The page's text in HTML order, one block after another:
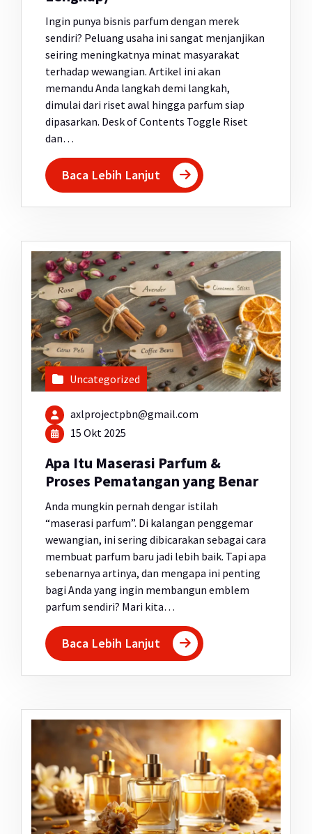
Ingin punya bisnis parfum dengan merek
sendiri? Peluang usaha ini sangat menjanjikan
seiring meningkatnya minat masyarakat
terhadap wewangian. Artikel ini akan
memandu Anda langkah demi langkah,
dimulai dari riset awal hingga parfum siap
dipasarkan. Desk of Contents Toggle Riset
dan…
Baca Lebih Lanjut
Uncategorized
axlprojectpbn@gmail.com
15 Okt 2025
Apa Itu Maserasi Parfum &
Proses Pematangan yang Benar
Anda mungkin pernah dengar istilah
“maserasi parfum”. Di kalangan penggemar
wewangian, ini sering dibicarakan sebagai cara
membuat parfum baru jadi lebih baik. Tapi apa
sebenarnya artinya, dan mengapa ini penting
bagi Anda yang ingin membangun emblem
parfum sendiri? Mari kita…
Baca Lebih Lanjut